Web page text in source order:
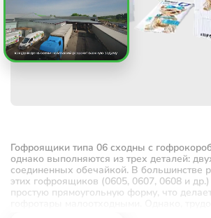
Гофроящики типа 06 сходны с
однако выполняются из трех деталей:
соединенных обечайкой. В большинстве
этих гофроящиков (0605, 0607, 0608 и
простую прямоугольную форму, что